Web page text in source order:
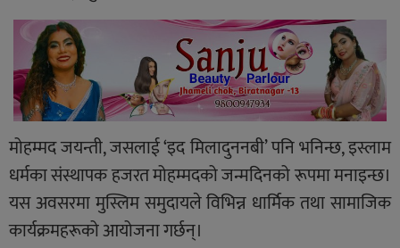
मोहम्मद जयन्ती, जसलाई ‘इद मिलादुननबी’ पनि भनिन्छ, इस्लाम
धर्मका संस्थापक हजरत मोहम्मदको जन्मदिनको रूपमा मनाइन्छ।
यस अवसरमा मुस्लिम समुदायले विभिन्न धार्मिक तथा सामाजिक
कार्यक्रमहरूको आयोजना गर्छन्।